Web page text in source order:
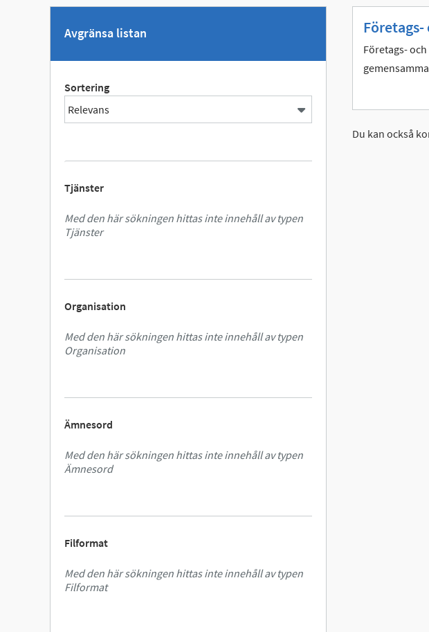
Avgränsa listan
Sortering
Tjänster
Med den här sökningen hittas inte innehåll av typen
Tjänster
Organisation
Med den här sökningen hittas inte innehåll av typen
Organisation
Ämnesord
Med den här sökningen hittas inte innehåll av typen
Ämnesord
Filformat
Med den här sökningen hittas inte innehåll av typen
Filformat
Företags-
Du kan också